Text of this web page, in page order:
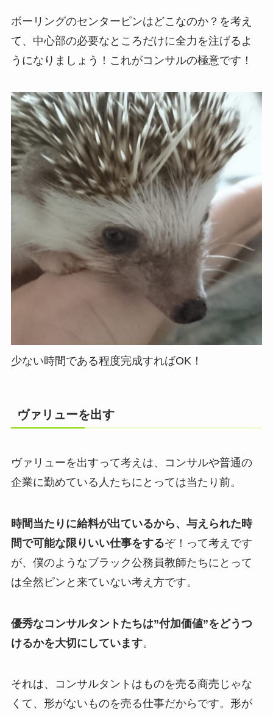
ボーリングのセンターピンはどこなのか？を考え
て、中心部の必要なところだけに全力を注げるよ
うになりましょう！これがコンサルの極意です！
少ない時間である程度完成すればOK！
ヴァリューを出す
ヴァリューを出すって考えは、コンサルや普通の
企業に勤めている人たちにとっては当たり前。
時間当たりに給料が出ているから、与えられた時
間で可能な限りいい仕事をするぞ！って考えです
が、僕のようなブラック公務員教師たちにとって
は全然ピンと来ていない考え方です。
優秀なコンサルタントたちは”付加価値”をどうつ
けるかを大切にしています。
それは、コンサルタントはものを売る商売じゃな
くて、形がないものを売る仕事だからです。形が